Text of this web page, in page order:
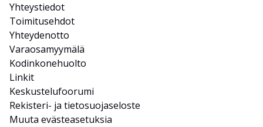
Yhteystiedot
Toimitusehdot
Yhteydenotto
Varaosamyymälä
Kodinkonehuolto
Linkit
Keskustelufoorumi
Rekisteri- ja tietosuojaseloste
Muuta evästeasetuksia